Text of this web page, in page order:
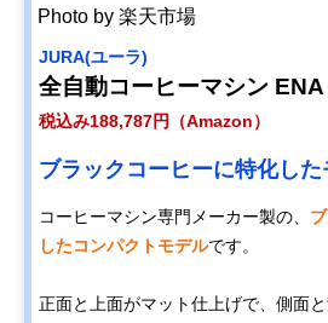
Photo by 楽天市場
JURA(ユーラ)
全自動コーヒーマシン ENA
税込み188,787円（Amazon）
ブラックコーヒーに特化した
コーヒーマシン専門メーカー製の、
したコンパクトモデルです。
正面と上面がマット仕上げで、側面